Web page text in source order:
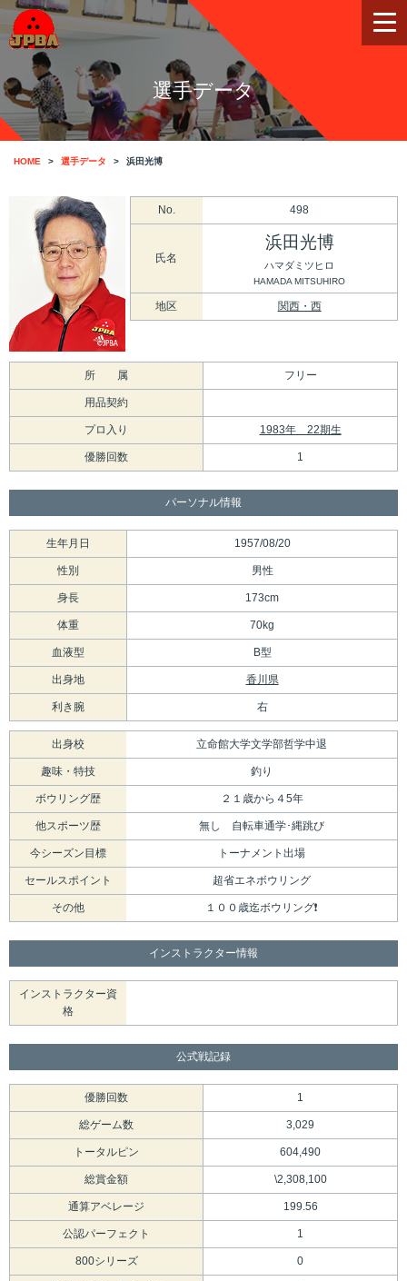
選手データ
HOME 選手データ 浜田光博
No. 498
氏名
浜田光博
ハマダミツヒロ
HAMADA MITSUHIRO
地区 関西・西
所 属 フリー
用品契約
プロ入り 1983年 22期生
優勝回数 1
パーソナル情報
生年月日 1957/08/20
性別 男性
身長 173cm
体重 70kg
血液型 B型
出身地 香川県
利き腕 右
出身校 立命館大学文学部哲学中退
趣味・特技 釣り
ボウリング歴 ２１歳から４5年
他スポーツ歴 無し 自転車通学･縄跳び
今シーズン目標 トーナメント出場
セールスポイント 超省エネボウリング
その他 １００歳迄ボウリング❗
インストラクター情報
インストラクター資
格
公式戦記録
優勝回数 1
総ゲーム数 3,029
トータルピン 604,490
総賞金額 \2,308,100
通算アベレージ 199.56
公認パーフェクト 1
800シリーズ 0